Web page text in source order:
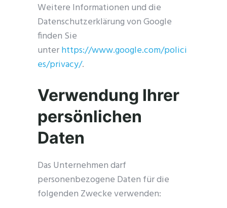
Weitere Informationen und die
Datenschutzerklärung von Google
finden Sie
unterhttps://www.google.com/polici
es/privacy/.
Verwendung Ihrer
persönlichen
Daten
Das Unternehmen darf
personenbezogene Daten für die
folgenden Zwecke verwenden: